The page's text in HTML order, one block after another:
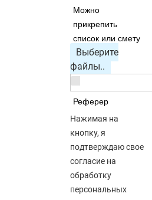
Можно
прикрепить
список или смету
Выберите
файлы..
Реферер
Нажимая на
кнопку, я
подтверждаю свое
согласие на
обработку
персональных